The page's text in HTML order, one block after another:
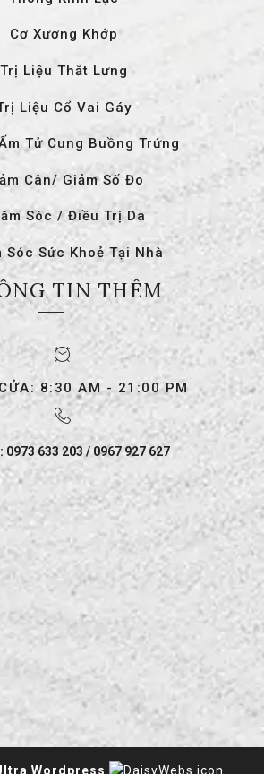
Cơ Xương Khớp
Trị Liệu Thắt Lưng
Liệu Cổ Vai Gáy
Tử Cung Buồng Trứng
Cân/ Giảm Số Đo
Sóc / Điều Trị Da
Sóc Sức Khoẻ Tại Nhà
TIN THÊM
8:30 AM - 21:00 PM
0973 633 203 / 0967 927 627
Wordpress